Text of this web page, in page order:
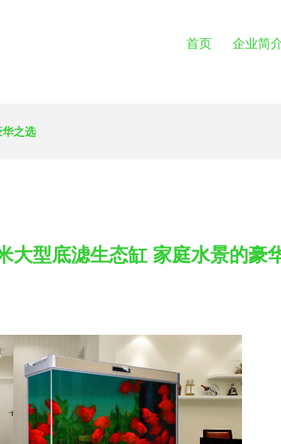
首页 企业简
之选
大型底滤生态缸 家庭水景的豪